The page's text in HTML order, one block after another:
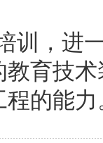
，进一
教育技
的能力